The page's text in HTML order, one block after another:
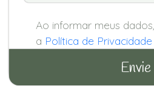
Ao informar meus
a Política de Privacidade